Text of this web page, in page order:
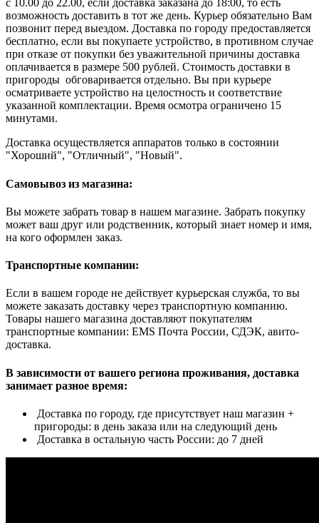
с 10.00 до 22.00, если доставка заказана до 18:00, то есть
возможность доставить в тот же день. Курьер обязательно Вам
позвонит перед выездом. Доставка по городу предоставляется
бесплатно, если вы покупаете устройство, в противном случае
при отказе от покупки без уважительной причины доставка
оплачивается в размере 500 рублей. Стоимость доставки в
пригороды обговаривается отдельно. Вы при курьере
осматриваете устройство на целостность и соответствие
указанной комплектации. Время осмотра ограничено 15
минутами.
Доставка осуществляется аппаратов только в состоянии
"Хороший", "Отличный", "Новый".
Самовывоз из магазина:
Вы можете забрать товар в нашем магазине. Забрать покупку
может ваш друг или родственник, который знает номер и имя,
на кого оформлен заказ.
Транспортные компании:
Если в вашем городе не действует курьерская служба, то вы
можете заказать доставку через транспортную компанию.
Товары нашего магазина доставляют покупателям
транспортные компании: EMS Почта России, СДЭК, авито-
доставка.
В зависимости от вашего региона проживания, доставка
занимает разное время:
Доставка по городу, где присутствует наш магазин +
пригороды: в день заказа или на следующий день
Доставка в остальную часть России: до 7 дней